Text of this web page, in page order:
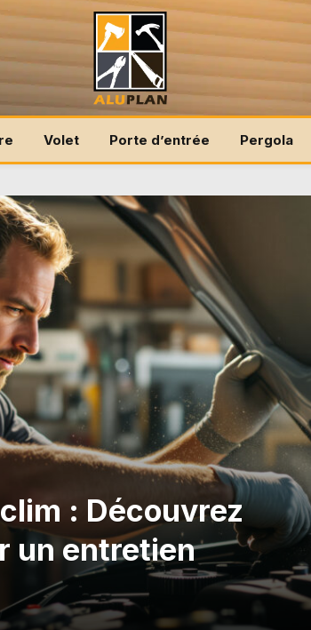
Volet Porte d’entrée Pergola
: Découvrez
un entretien